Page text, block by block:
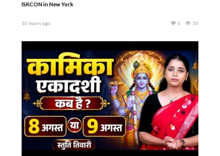
ISKCON in New York
10 hours ago 50
1